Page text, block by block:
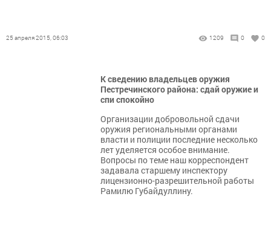
25 апреля 2015, 06:03 1209 0 0
К сведению владельцев оружия
Пестречинского района: сдай оружие и
спи спокойно
Организации добровольной сдачи
оружия региональными органами
власти и полиции последние несколько
лет уделяется особое внимание.
Вопросы по теме наш корреспондент
задавала старшему инспектору
лицензионно-разрешительной работы
Рамилю Губайдуллину.